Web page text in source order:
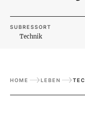
SUBRESSORT
Technik
HOME LEBEN